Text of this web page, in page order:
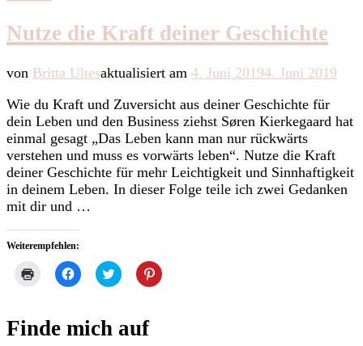
Fenster
geöffnet)
Fenster
geöffnet)
Fenster
geöffnet)
Nutze die Kraft deiner Geschichte
von Britta Ultesaktualisiert am 4. Juni 20194. Juni 2019
Wie du Kraft und Zuversicht aus deiner Geschichte für
dein Leben und den Business ziehst Søren Kierkegaard hat
einmal gesagt „Das Leben kann man nur rückwärts
verstehen und muss es vorwärts leben“. Nutze die Kraft
deiner Geschichte für mehr Leichtigkeit und Sinnhaftigkeit
in deinem Leben. In dieser Folge teile ich zwei Gedanken
mit dir und …
Weiterempfehlen:
Klicken
zum
neuem
Fenster
Klick,
um
teilen
(Wird
Klick,
um
teilen
(Wird
Klick,
um
Finde mich auf